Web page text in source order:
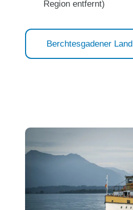
Region entfernt)
Berchtesgadener Land